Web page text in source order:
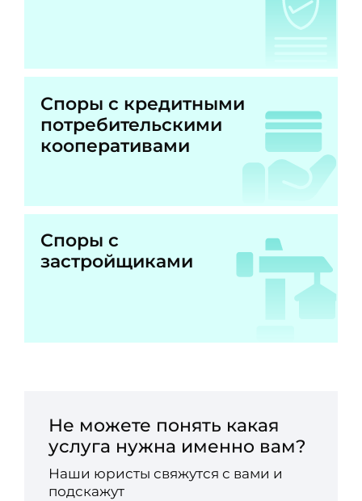
Споры с кредитными
потребительскими
кооперативами
Споры с
застройщиками
Не можете понять какая
услуга нужна именно вам?
Наши юристы свяжутся с вами и
подскажут